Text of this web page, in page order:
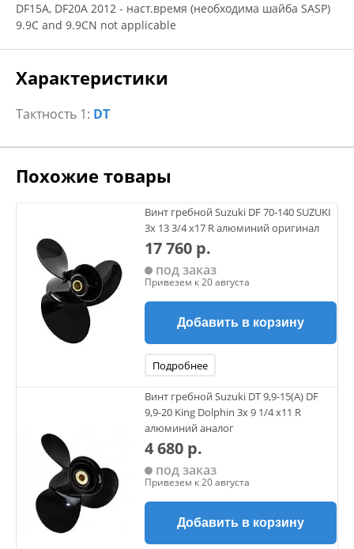
DF15A, DF20A 2012 - наст.время (необходима шайба SASP)
9.9C and 9.9CN not applicable
Характеристики
Тактность 1: DT
Похожие товары
Винт гребной Suzuki DF 70-140 SUZUKI
3х 13 3/4 х17 R алюминий оригинал
17 760 р.
под заказ
Привезем к 20 августа
Добавить в корзину
Подробнее
Винт гребной Suzuki DT 9,9-15(А) DF
9,9-20 King Dolphin 3х 9 1/4 х11 R
алюминий аналог
4 680 р.
под заказ
Привезем к 20 августа
Добавить в корзину